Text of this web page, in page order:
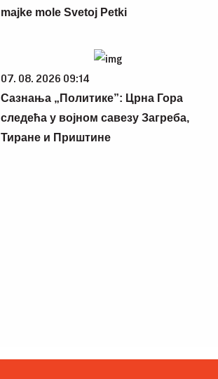
majke mole Svetoj Petki
07. 08. 2026 09:14
Сазнања „Политике”: Црна Гора
следећа у војном савезу Загреба,
Тиране и Приштине